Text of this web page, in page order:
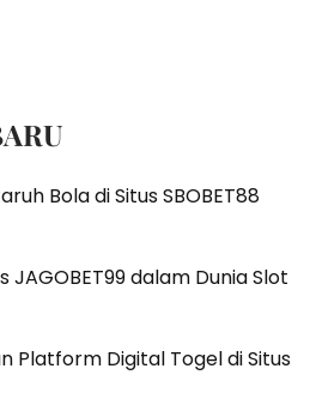
Bola di Situs SBOBET88
dalam Dunia Slot
Platform Digital Togel di Situs